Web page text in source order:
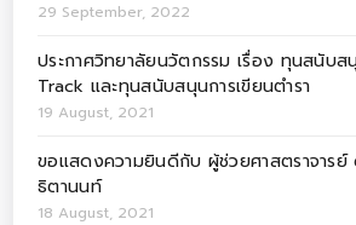
29 September, 2022
ประกาศวิทยาลัยนวัตกรรม เรื่อง ทุนสนับส
Track และทุนสนับสนุนการเขียนตำรา
19 August, 2021
ขอแสดงความยินดีกับ ผู้ช่วยศาสตราจาร
ธิตานนท์
18 August, 2021